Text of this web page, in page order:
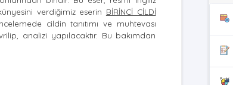
verdiğimiz eserin BİRİNCİ CİLDİ
cildin tanıtımı ve muhtevası
analizi yapılacaktır. Bu bakımdan